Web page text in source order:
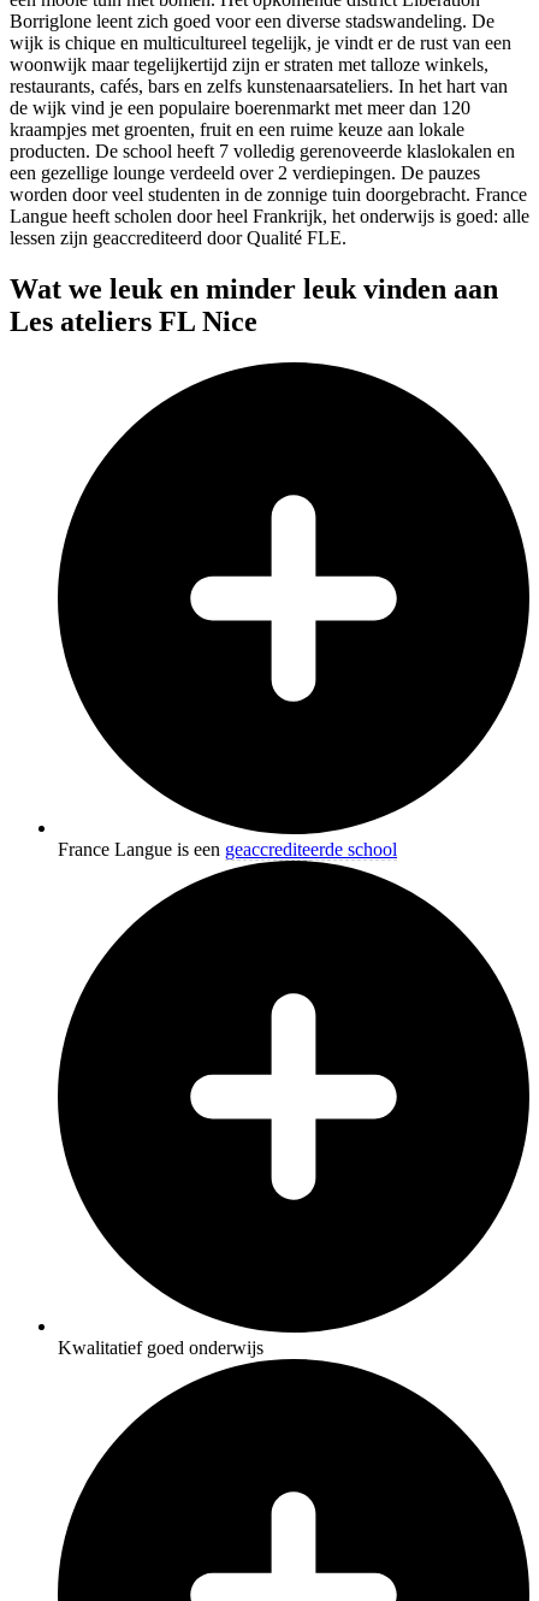
Borriglone leent zich goed voor een diverse stadswandeling. De
wijk is chique en multicultureel tegelijk, je vindt er de rust van een
woonwijk maar tegelijkertijd zijn er straten met talloze winkels,
restaurants, cafés, bars en zelfs kunstenaarsateliers. In het hart van
de wijk vind je een populaire boerenmarkt met meer dan 120
kraampjes met groenten, fruit en een ruime keuze aan lokale
producten. De school heeft 7 volledig gerenoveerde klaslokalen en
een gezellige lounge verdeeld over 2 verdiepingen. De pauzes
worden door veel studenten in de zonnige tuin doorgebracht. France
Langue heeft scholen door heel Frankrijk, het onderwijs is goed: alle
lessen zijn geaccrediteerd door Qualité FLE.
Wat we leuk en minder leuk vinden aan
Les ateliers FL Nice
France Langue is een geaccrediteerde school
Kwalitatief goed onderwijs